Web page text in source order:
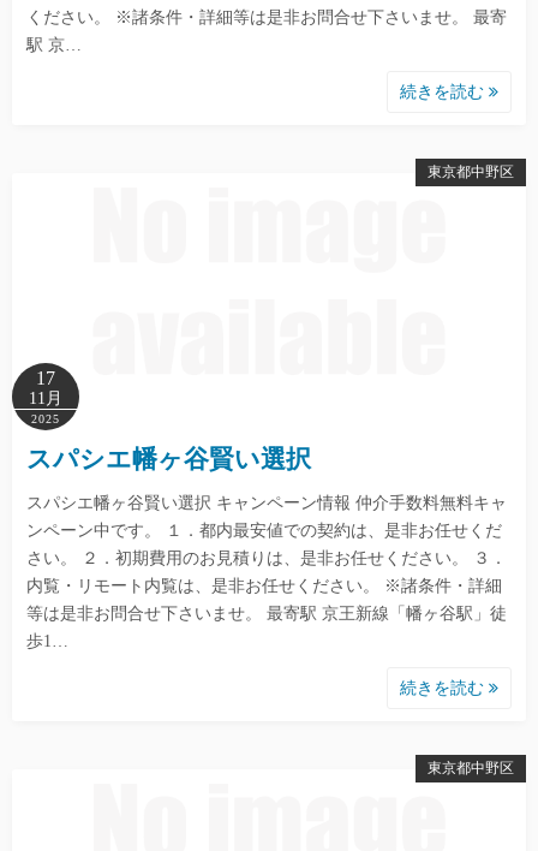
ください。 ※諸条件・詳細等は是非お問合せ下さいませ。 最寄
駅 京…
続きを読む
東京都中野区
17
11月
2025
スパシエ幡ヶ谷賢い選択
スパシエ幡ヶ谷賢い選択 キャンペーン情報 仲介手数料無料キャ
ンペーン中です。 １．都内最安値での契約は、是非お任せくだ
さい。 ２．初期費用のお見積りは、是非お任せください。 ３．
内覧・リモート内覧は、是非お任せください。 ※諸条件・詳細
等は是非お問合せ下さいませ。 最寄駅 京王新線「幡ヶ谷駅」徒
歩1…
続きを読む
東京都中野区